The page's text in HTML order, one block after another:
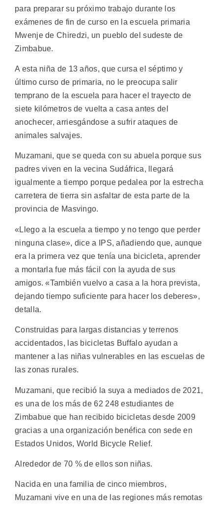
para preparar su próximo trabajo durante los
exámenes de fin de curso en la escuela primaria
Mwenje de Chiredzi, un pueblo del sudeste de
Zimbabue.
A esta niña de 13 años, que cursa el séptimo y
último curso de primaria, no le preocupa salir
temprano de la escuela para hacer el trayecto de
siete kilómetros de vuelta a casa antes del
anochecer, arriesgándose a sufrir ataques de
animales salvajes.
Muzamani, que se queda con su abuela porque sus
padres viven en la vecina Sudáfrica, llegará
igualmente a tiempo porque pedalea por la estrecha
carretera de tierra sin asfaltar de esta parte de la
provincia de Masvingo.
«Llego a la escuela a tiempo y no tengo que perder
ninguna clase», dice a IPS, añadiendo que, aunque
era la primera vez que tenía una bicicleta, aprender
a montarla fue más fácil con la ayuda de sus
amigos. «También vuelvo a casa a la hora prevista,
dejando tiempo suficiente para hacer los deberes»,
detalla.
Construidas para largas distancias y terrenos
accidentados, las bicicletas Buffalo ayudan a
mantener a las niñas vulnerables en las escuelas de
las zonas rurales.
Muzamani, que recibió la suya a mediados de 2021,
es una de los más de 62 248 estudiantes de
Zimbabue que han recibido bicicletas desde 2009
gracias a una organización benéfica con sede en
Estados Unidos, World Bicycle Relief.
Alrededor de 70 % de ellos son niñas.
Nacida en una familia de cinco miembros,
Muzamani vive en una de las regiones más remotas